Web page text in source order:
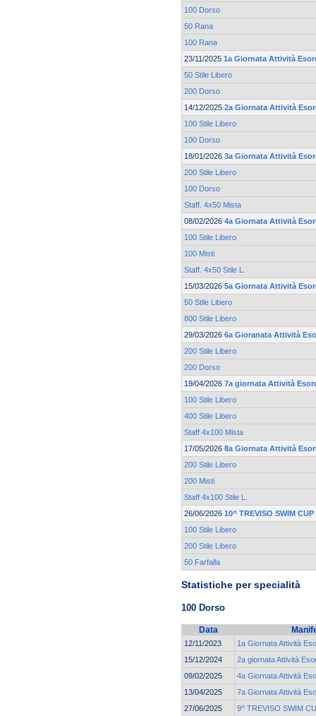
100 Dorso
50 Rana
100 Rana
23/11/2025 1a Giornata Attività
50 Stile Libero
200 Dorso
14/12/2025 2a Giornata Attività
100 Stile Libero
100 Dorso
18/01/2026 3a Giornata Attività
200 Stile Libero
100 Dorso
Staff. 4x50 Mista
08/02/2026 4a Giornata Attività
100 Stile Libero
100 Misti
Staff. 4x50 Stile L.
15/03/2026 5a Giornata Attività
50 Stile Libero
800 Stile Libero
29/03/2026 6a Gioranata Attività
200 Stile Libero
200 Dorso
19/04/2026 7a giornata Attività
100 Stile Libero
400 Stile Libero
Staff 4x100 Mista
17/05/2026 8a Giornata Attività
200 Stile Libero
200 Misti
Staff 4x100 Stile L.
26/06/2026 10^ TREVISO SWIM CUP
100 Stile Libero
200 Stile Libero
50 Farfalla
Statistiche per specialità
100 Dorso
Data
12/11/2023
1a Giornata Attività
15/12/2024
2a giornata Attività
09/02/2025
4a Giornata Attività
13/04/2025
7a Giornata Attività
27/06/2025
9^ TREVISO SWIM